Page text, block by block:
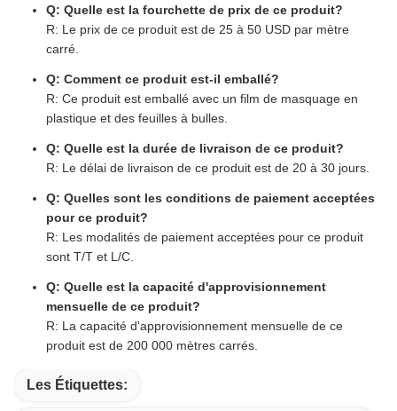
Q: Quelle est la fourchette de prix de ce produit?
R: Le prix de ce produit est de 25 à 50 USD par mètre
carré.
Q: Comment ce produit est-il emballé?
R: Ce produit est emballé avec un film de masquage en
plastique et des feuilles à bulles.
Q: Quelle est la durée de livraison de ce produit?
R: Le délai de livraison de ce produit est de 20 à 30 jours.
Q: Quelles sont les conditions de paiement acceptées
pour ce produit?
R: Les modalités de paiement acceptées pour ce produit
sont T/T et L/C.
Q: Quelle est la capacité d'approvisionnement
mensuelle de ce produit?
R: La capacité d'approvisionnement mensuelle de ce
produit est de 200 000 mètres carrés.
Les Étiquettes: